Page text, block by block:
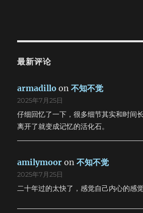
倒在地上。我想要喊人，但是一点力气都没
剧痛，快要裂开了。五点钟起床之后立刻用
爆炸的脑袋，为了不打扰别人，只好出去跑
在发烧，脚底下软软的，一点力气都没有。
晕乎乎跌跌撞撞跑了很长一段路，看看表，
跑，等到跑回去，再一看表，晕，七点半了
删除了我一个小时的记忆。 吃玩早饭，一
生什么事情。 乘车去鸣沙山，在门口遇到
个半小时才进门。太阳已经升上中天，沙子
沙海，登沙山，最后坐在一座沙丘顶端休
倒是看得很清楚，骆驼们排成方阵在迎接
最新评论
armadillo on不知不觉
2025年7月25日
仔细回忆了一下，很多细节其实和时间
离开了就变成记忆的活化石。
amilymoor on不知不觉
2025年7月25日
二十年过的太快了，感觉自己内心的感